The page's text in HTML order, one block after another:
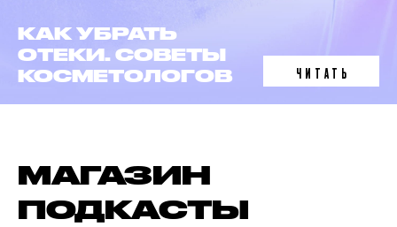
ЛАЗЕРНАЯ
ЭПИЛЯЦИЯ
В 6 ФАКТАХ
ЧИТАТЬ
МАГАЗИН
ПОДКАСТЫ